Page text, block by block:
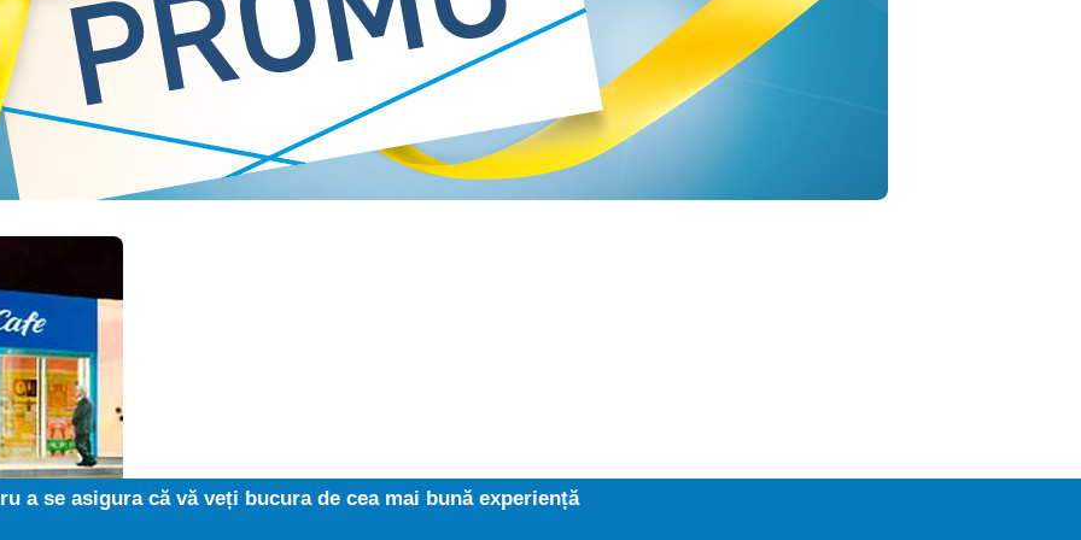
a se asigura că vă veți bucura de cea mai bună experiență